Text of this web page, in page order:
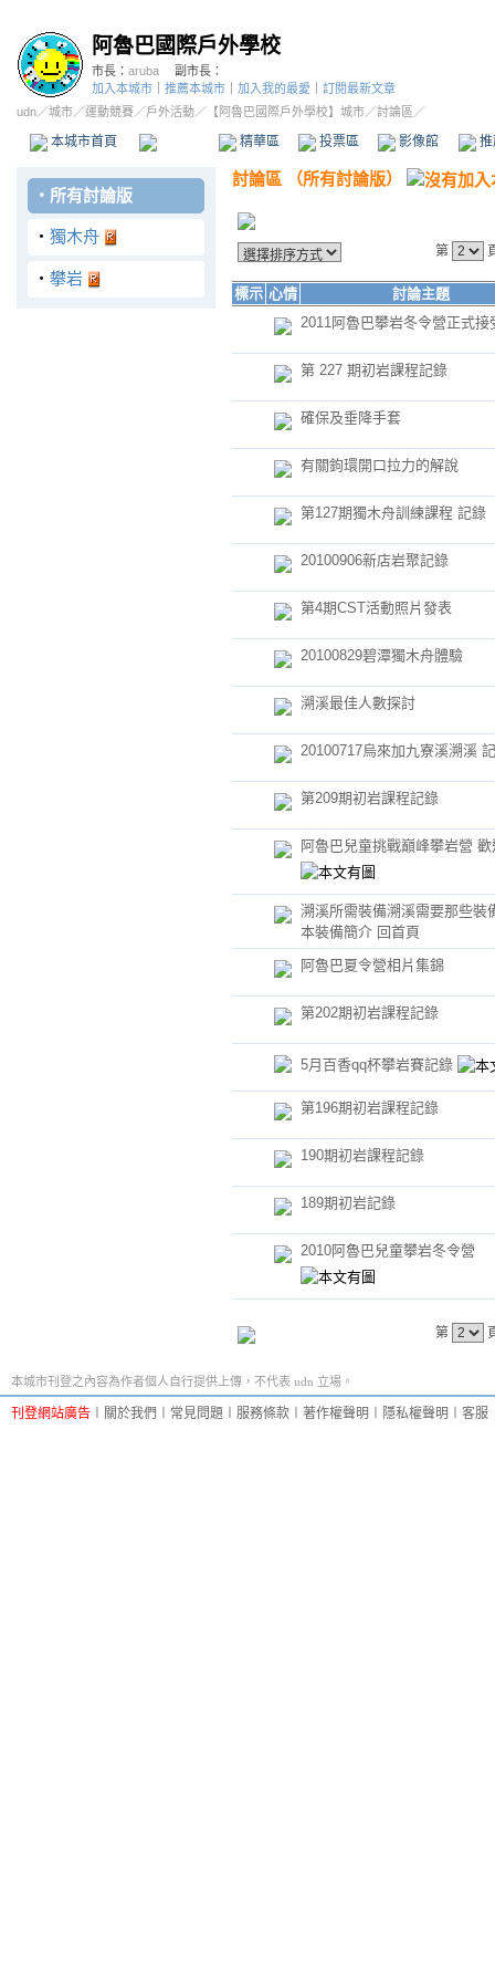
阿魯巴國際戶外學校
市長： aruba
副市長：
加入本城市
推薦本城市 加入我的最愛
訂閱最新文章
udn／城市／運動競賽／戶外活動／ 【阿魯巴國際戶外學校】城市／討論區／
本城市首頁 精華區 投票區 影像館
‧ 所有討論版
‧ 獨木舟
‧ 攀岩
討論區 （所有討論版）
第
標示 心情
討論主題
2011阿魯巴攀岩冬令營正式接
第 227 期初岩課程記錄
確保及垂降手套
有關鉤環開口拉力的解說
第127期獨木舟訓練課程 記錄
20100906新店岩聚記錄
第4期CST活動照片發表
20100829碧潭獨木舟體驗
溯溪最佳人數探討
20100717烏來加九寮溪溯溪
第209期初岩課程記錄
阿魯巴兒童挑戰巔峰攀岩營
溯溪所需裝備溯溪需要那些裝
本裝備簡介 回首頁
阿魯巴夏令營相片集錦
第202期初岩課程記錄
5月百香qq杯攀岩賽記錄
第196期初岩課程記錄
190期初岩課程記錄
189期初岩記錄
2010阿魯巴兒童攀岩冬令營
第
本城市刊登之內容為作者個人自行提供上傳，不代表 udn 立場。
刊登網站廣告 關於我們 常見問題 服務條款 著作權聲明 隱私權聲明 客服